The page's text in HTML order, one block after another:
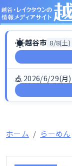
☀越谷市 8/8(土)
ホーム らーめん